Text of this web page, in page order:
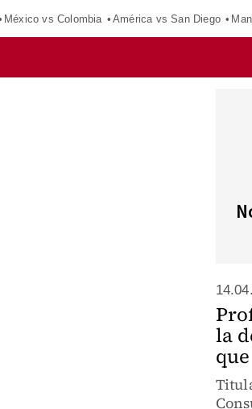
México vs Colombia América vs San Diego
la